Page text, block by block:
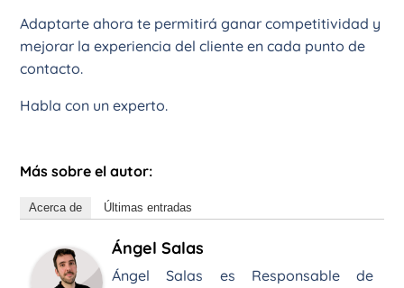
Adaptarte ahora te permitirá ganar competitividad y
mejorar la experiencia del cliente en cada punto de
contacto.
Habla con un experto.
Más sobre el autor:
Acerca de Últimas entradas
Ángel Salas
Ángel Salas es Responsable de